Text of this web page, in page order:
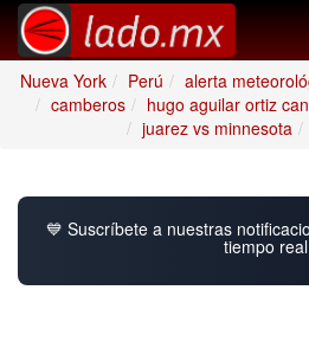
Nueva York
Perú alerta
camberos
hugo aguilar ortiz
juarez vs minnesota
💙 Suscríbete a nuestras
tiempo real